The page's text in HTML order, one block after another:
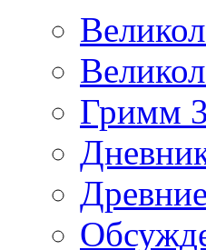
Гримм